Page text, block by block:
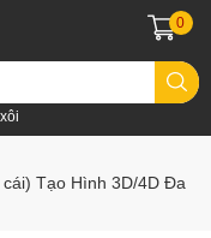
0
Tạo Hình 3D/4D Đa